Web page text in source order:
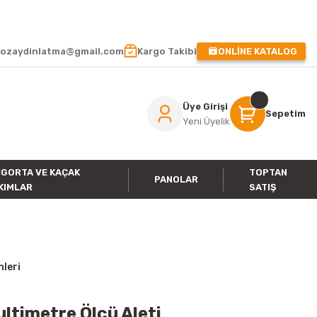
Kargo Takibi ONLİNE KATALOG
Üye Girişi
Yeni Üyelik
Sepetim
VE KAÇAK
PANOLAR
TOPTAN
SATIŞ